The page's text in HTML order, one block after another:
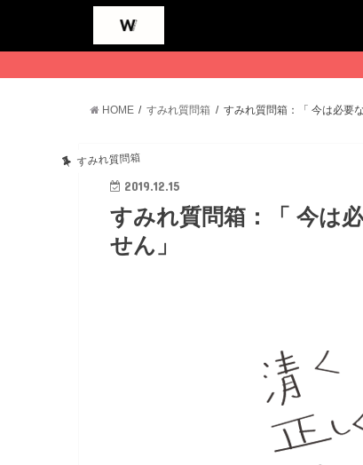
HOME すみれ質問箱 すみれ質問箱：「 今は必要
すみれ質問箱
2019.12.15
すみれ質問箱：「 今は
せん」